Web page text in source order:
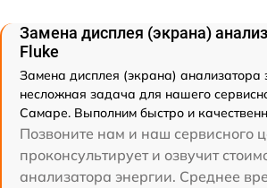
Замена дисплея (экрана)
Fluke
Замена дисплея (экрана) анализатора
несложная задача для нашего
Самаре. Выполним быстро и
Позвоните нам и наш сервисного
проконсультирует и озвучит
анализатора энергии. Среднее